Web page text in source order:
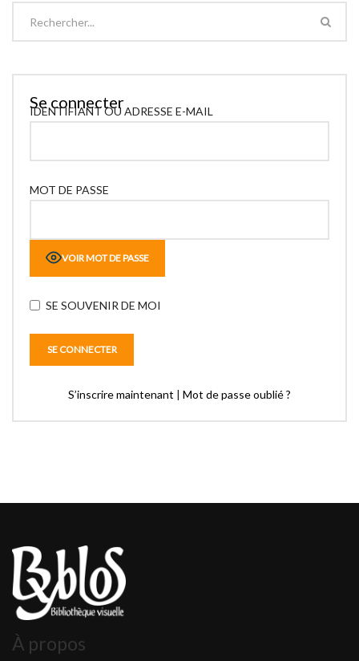
Se connecter
IDENTIFIANT OU ADRESSE E-MAIL
MOT DE PASSE
VOIR MOT DE PASSE
SE SOUVENIR DE MOI
S’inscrire maintenant | Mot de passe oublié ?
À propos